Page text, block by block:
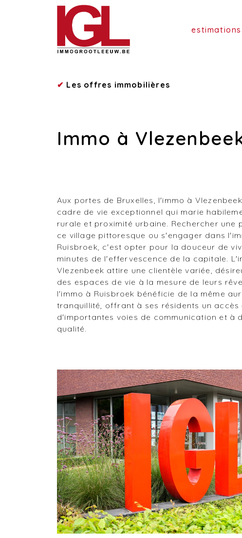
estimations
✔ Les offres immobilières
Immo à
Aux portes de Bruxelles, l'immo à
cadre de vie exceptionnel qui marie
rurale et proximité urbaine. Rechercher une
ce village pittoresque ou s'engager dans
Ruisbroek, c'est opter pour la douceur de
minutes de l'effervescence de la capitale.
Vlezenbeek attire une clientèle variée,
des espaces de vie à la mesure de leurs
l'immo à Ruisbroek bénéficie de la même
tranquillité, offrant à ses résidents un accès
d'importantes voies de communication et à
qualité.